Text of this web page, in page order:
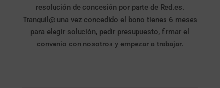
resolución de concesión por parte de Red.es.
Tranquil@ una vez concedido el bono tienes 6 meses
para elegir solución, pedir presupuesto, firmar el
convenio con nosotros y empezar a trabajar.